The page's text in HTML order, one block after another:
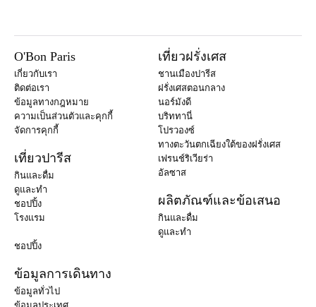
O'Bon Paris
เกี่ยวกับเรา
ติดต่อเรา
ข้อมูลทางกฎหมาย
ความเป็นส่วนตัวและคุกกี้
จัดการคุกกี้
เที่ยวปารีส
กินและดื่ม
ดูและทำ
ชอปปิ้ง
โรงแรม
เที่ยวฝรั่งเศส
ชานเมืองปารีส
ฝรั่งเศสตอนกลาง
นอร์มังดี
บริททานี่
โปรวองซ์
ทางตะวันตกเฉียงใต้ของฝรั่งเศส
เฟรนช์ริเวียร่า
อัลซาส
ผลิตภัณฑ์และข้อเสนอ
กินและดื่ม
ดูและทำ
ชอปปิ้ง
ข้อมูลการเดินทาง
ข้อมูลทั่วไป